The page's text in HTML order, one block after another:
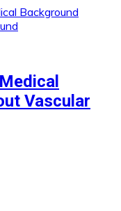
Vascular